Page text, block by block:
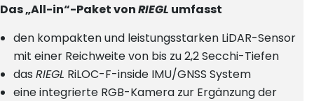
Das „All-in“-Paket vonRIEGL umfasst
den kompakten und leistungsstarken LiDAR-Sensor
mit einer Reichweite von bis zu 2,2 Secchi-Tiefen
dasRIEGL RiLOC-F-inside IMU/GNSS System
eine integrierte RGB-Kamera zur Ergänzung der